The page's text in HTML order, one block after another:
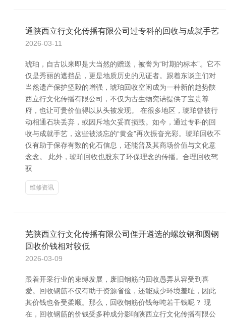
通陕西立行文化传播有限公司过专科的回收与成就手艺
2026-03-11
琥珀，自古以来即是大当然的赠送，被誉为“时期的标本”。它不
仅是秀丽的遮挡品，更是地质历史的见证者。跟着东谈主们对
当然遗产保护坚毅的增强，琥珀回收空闲成为一种新的趋势陕
西立行文化传播有限公司，不仅为古生物究诘提供了宝贵尊
府，也让可贵价值得以从头被发现。 在很多地区，琥珀曾被行
动相通石块丢弃，或因斥地欠妥而损毁。如今，通过专科的回
收与成就手艺，这些被淡忘的“黄金”再次振奋光彩。琥珀回收不
仅有助于保存有数的化石信息，还能普及其商场价值与文化意
念念。 此外，琥珀回收也股东了环保理念的传播。合理回收驾
驭
维修资讯
芜陕西立行文化传播有限公司俚开遴选的螺纹钢和圆钢
回收价钱相对较低
2026-03-09
跟着开采行业的束缚发展，废旧钢筋的回收愚弄从容受到喜
爱。回收钢筋不仅有助于资源省俭，还能减少环境羞耻，因此
其价钱也备受柔顺。那么，回收钢筋价钱每吨若干钱呢？ 现
在，回收钢筋的价钱受多种成分影响陕西立行文化传播有限公